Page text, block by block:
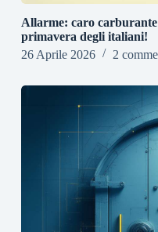
Allarme: caro
primavera degli italiani!
26 Aprile 2026
2